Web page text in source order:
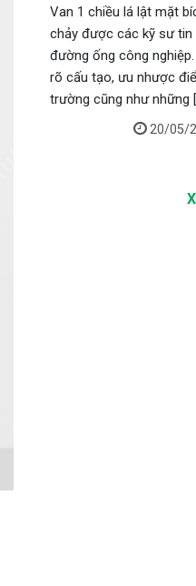
Van 1 chiều lá lật mặt
chảy được các kỹ sư tin
đường ống công
rõ cấu tạo, ưu nhược
trường cũng như những
20/05/